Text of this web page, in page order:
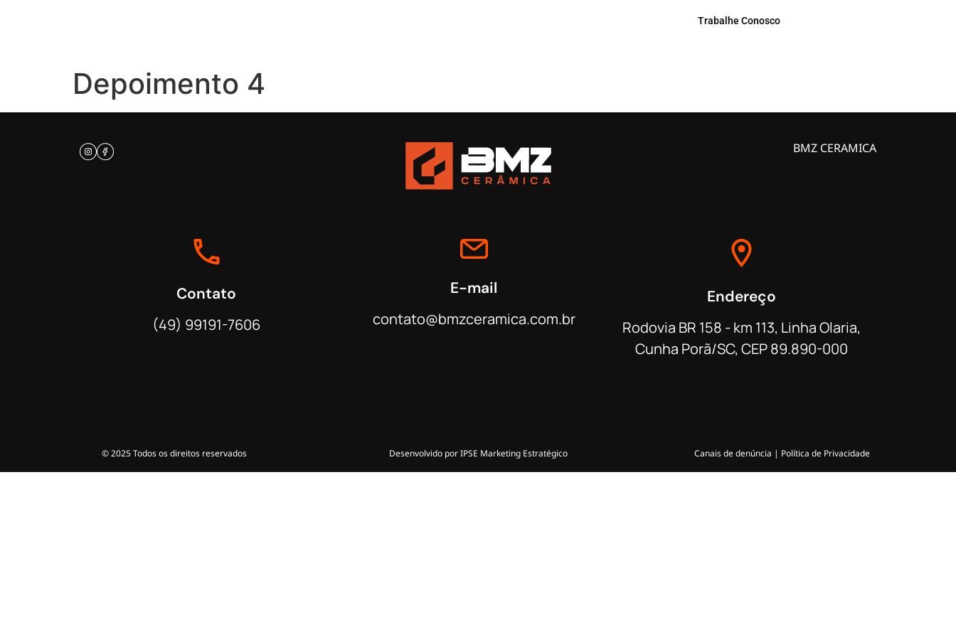
Trabalhe Conosco
Depoimento 4
BMZ CERAMICA
Contato
(49) 99191-7606
E-mail
contato@bmzceramica.com.br
Endereço
Rodovia BR 158 - km 113, Linha Olaria,
Cunha Porã/SC, CEP 89.890-000
© 2025 Todos os direitos reservados Desenvolvido por IPSE Marketing Estratégico Canais de denúncia | Política de Privacidade